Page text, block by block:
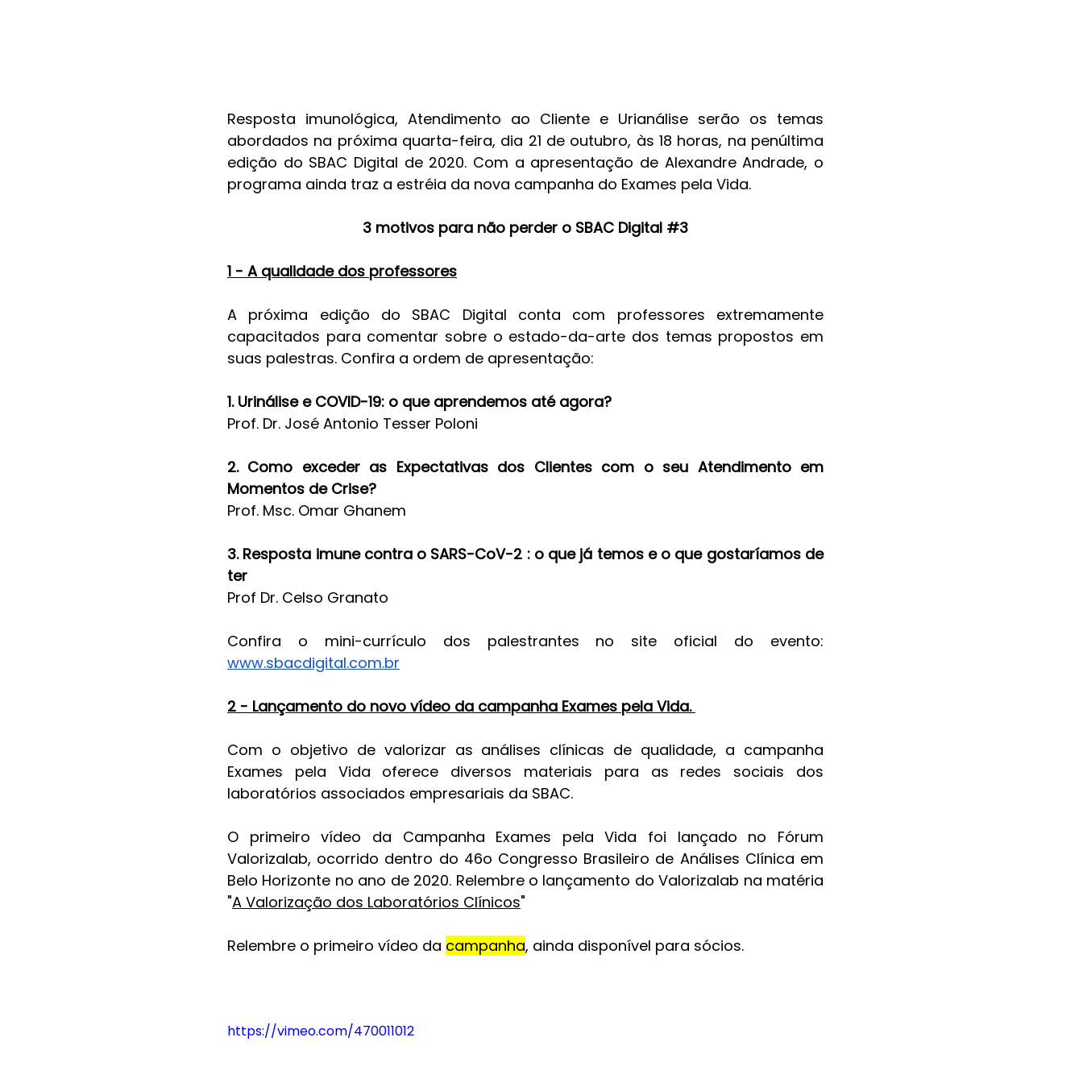
Resposta imunológica, Atendimento ao Cliente e Urianálise serão os temas
abordados na próxima quarta-feira, dia 21 de outubro, às 18 horas, na penúltima
edição do SBAC Digital de 2020. Com a apresentação de Alexandre Andrade, o
programa ainda traz a estréia da nova campanha do Exames pela Vida.
3 motivos para não perder o SBAC Digital #3
1 - A qualidade dos professores
A próxima edição do SBAC Digital conta com professores extremamente
capacitados para comentar sobre o estado-da-arte dos temas propostos em
suas palestras. Confira a ordem de apresentação:
1. Urinálise e COVID-19: o que aprendemos até agora?
Prof. Dr. José Antonio Tesser Poloni
2. Como exceder as Expectativas dos Clientes com o seu Atendimento em
Momentos de Crise?
Prof. Msc. Omar Ghanem
3. Resposta imune contra o SARS-CoV-2 : o que já temos e o que gostaríamos de
ter
Prof Dr. Celso Granato
www.sbacdigital.com.br
2 - Lançamento do novo vídeo da campanha Exames pela Vida.
Com o objetivo de valorizar as análises clínicas de qualidade, a campanha
Exames pela Vida oferece diversos materiais para as redes sociais dos
laboratórios associados empresariais da SBAC.
O primeiro vídeo da Campanha Exames pela Vida foi lançado no Fórum
Valorizalab, ocorrido dentro do 46o Congresso Brasileiro de Análises Clínica em
Belo Horizonte no ano de 2020. Relembre o lançamento do Valorizalab na matéria
"A Valorização dos Laboratórios Clínicos"
Relembre o primeiro vídeo da campanha, ainda disponível para sócios.
https://vimeo.com/470011012